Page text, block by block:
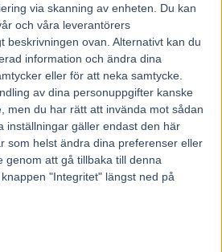
via skanning av enheten. Du kan
och våra leverantörers
beskrivningen ovan. Alternativt kan du
information och ändra dina
eller för att neka samtycke.
av dina personuppgifter kanske
men du har rätt att invända mot sådan
inställningar gäller endast den här
som helst ändra dina preferenser eller
genom att gå tillbaka till denna
"Integritet" längst ned på
ARTIKLAR
Svanstedt sjätte svensk i
of Fame i USA
2026
licens för travtränare
2026